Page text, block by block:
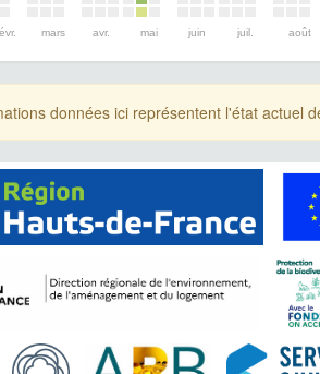
mars avr. mai juin juil. août
données ici représentent l'état actuel